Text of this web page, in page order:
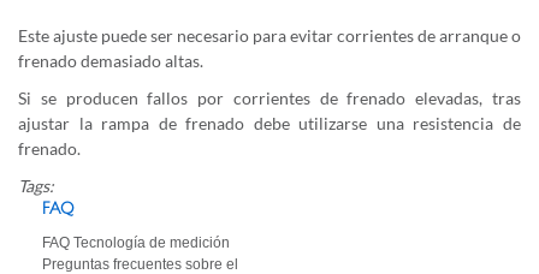
Este ajuste puede ser necesario para evitar corrientes de arranque o
frenado demasiado altas.
Si se producen fallos por corrientes de frenado elevadas, tras
ajustar la rampa de frenado debe utilizarse una resistencia de
frenado.
Tags:
FAQ
FAQ Tecnología de medición
Preguntas frecuentes sobre el